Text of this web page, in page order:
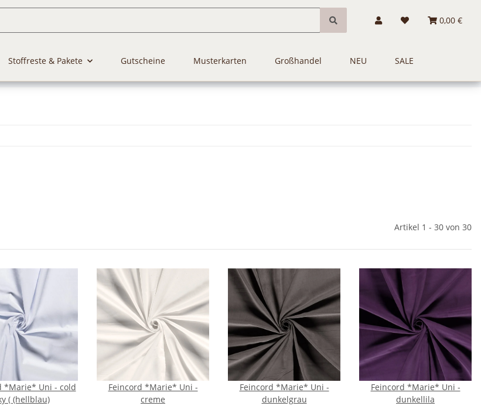
0,00 €
Stoffreste & Pakete Gutscheine Musterkarten Großhandel NEU SALE
Artikel 1 - 30 von 30
*Marie* Uni - cold
( (hellblau)
Feincord *Marie* Uni -
creme
Feincord *Marie* Uni -
dunkelgrau
Feincord *Marie* Uni -
dunkellila